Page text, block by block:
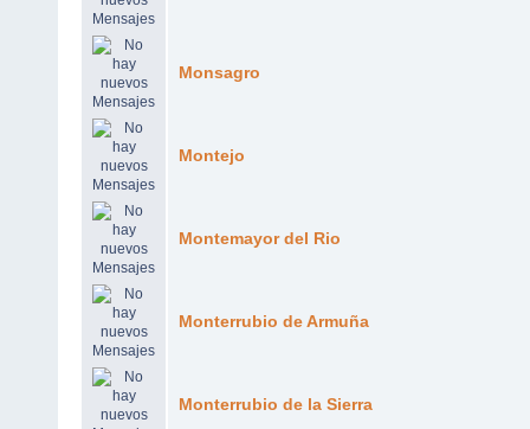
Monsagro
Montejo
Montemayor del Rio
Monterrubio de Armuña
Monterrubio de la Sierra